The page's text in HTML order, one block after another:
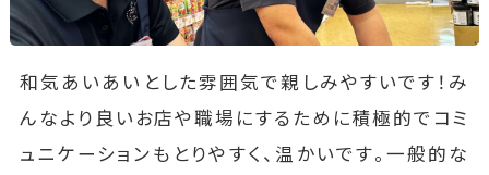
和気あいあいとした雰囲気で親しみやすいです！み
んなより良いお店や職場にするために積極的でコミ
ュニケーションもとりやすく、温かいです。一般的な